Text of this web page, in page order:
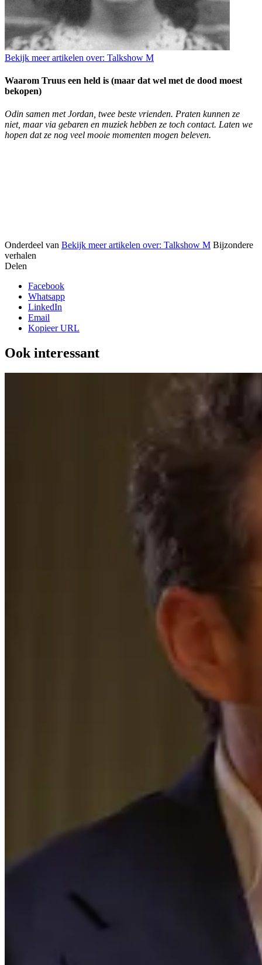
Bekijk meer artikelen over: Talkshow M
Waarom Truus een held is (maar dat wel met de dood moest
bekopen)
Odin samen met Jordan, twee beste vrienden. Praten kunnen ze
niet, maar via gebaren en muziek hebben ze toch contact. Laten we
hopen dat ze nog veel mooie momenten mogen beleven.
Onderdeel van Bekijk meer artikelen over: Talkshow M Bijzondere
verhalen
Delen
Facebook
Whatsapp
LinkedIn
Email
Kopieer URL
Ook interessant